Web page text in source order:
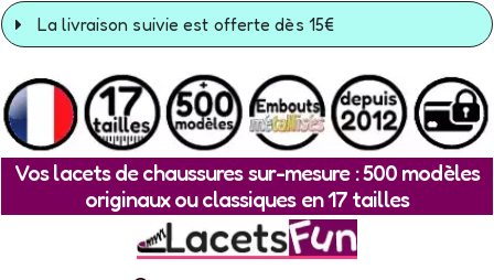
La livraison suivie est offerte dès 15€
Vos lacets de chaussures sur-mesure : 500 modèles
originaux ou classiques en 17 tailles